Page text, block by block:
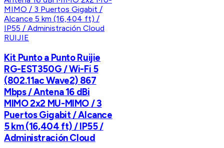
RUIJIE
Kit Punto a Punto Ruijie
RG-EST350G / Wi-Fi 5
(802.11ac Wave2) 867
Mbps / Antena 16 dBi
MIMO 2x2 MU-MIMO / 3
Puertos Gigabit / Alcance
5 km (16,404 ft) / IP55 /
Administración Cloud